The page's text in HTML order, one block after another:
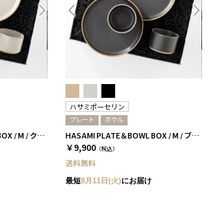
HASAMI PLATE＆BOWL BOX / M / クリア［ハサミポーセリン］
ハサミポーセリン
プレート ボウル
HASAMI PLATE＆BOWL BOX / M / ブラック［ハサミポーセリン］
￥9,900 （税込）
送料無料
最短8月11日(火)にお届け